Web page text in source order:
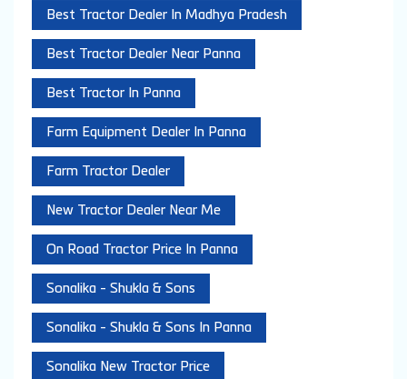
Best Tractor Dealer In Madhya Pradesh
Best Tractor Dealer Near Panna
Best Tractor In Panna
Farm Equipment Dealer In Panna
Farm Tractor Dealer
New Tractor Dealer Near Me
On Road Tractor Price In Panna
Sonalika - Shukla & Sons
Sonalika - Shukla & Sons In Panna
Sonalika New Tractor Price